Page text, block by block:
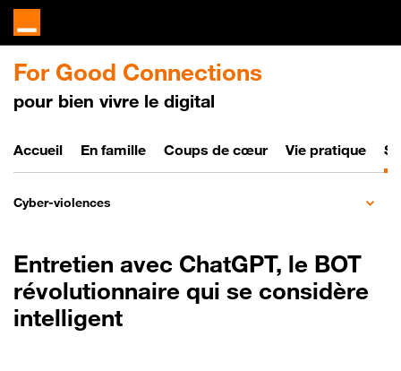
For Good Connections
pour bien vivre le digital
AccueilBien vivre le digital
En famille Coups de cœur Vie pratique
Cyber-violences
Entretien avec ChatGPT, le BOT
révolutionnaire qui se considère
intelligent